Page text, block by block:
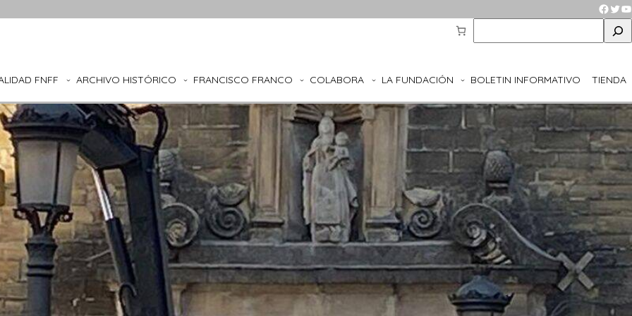
e
r
h
FNFF ARCHIVO HISTÓRICO FRANCISCO FRANCO COLABORA LA FUNDACIÓN BOLETIN INFORMATIVO TIENDA